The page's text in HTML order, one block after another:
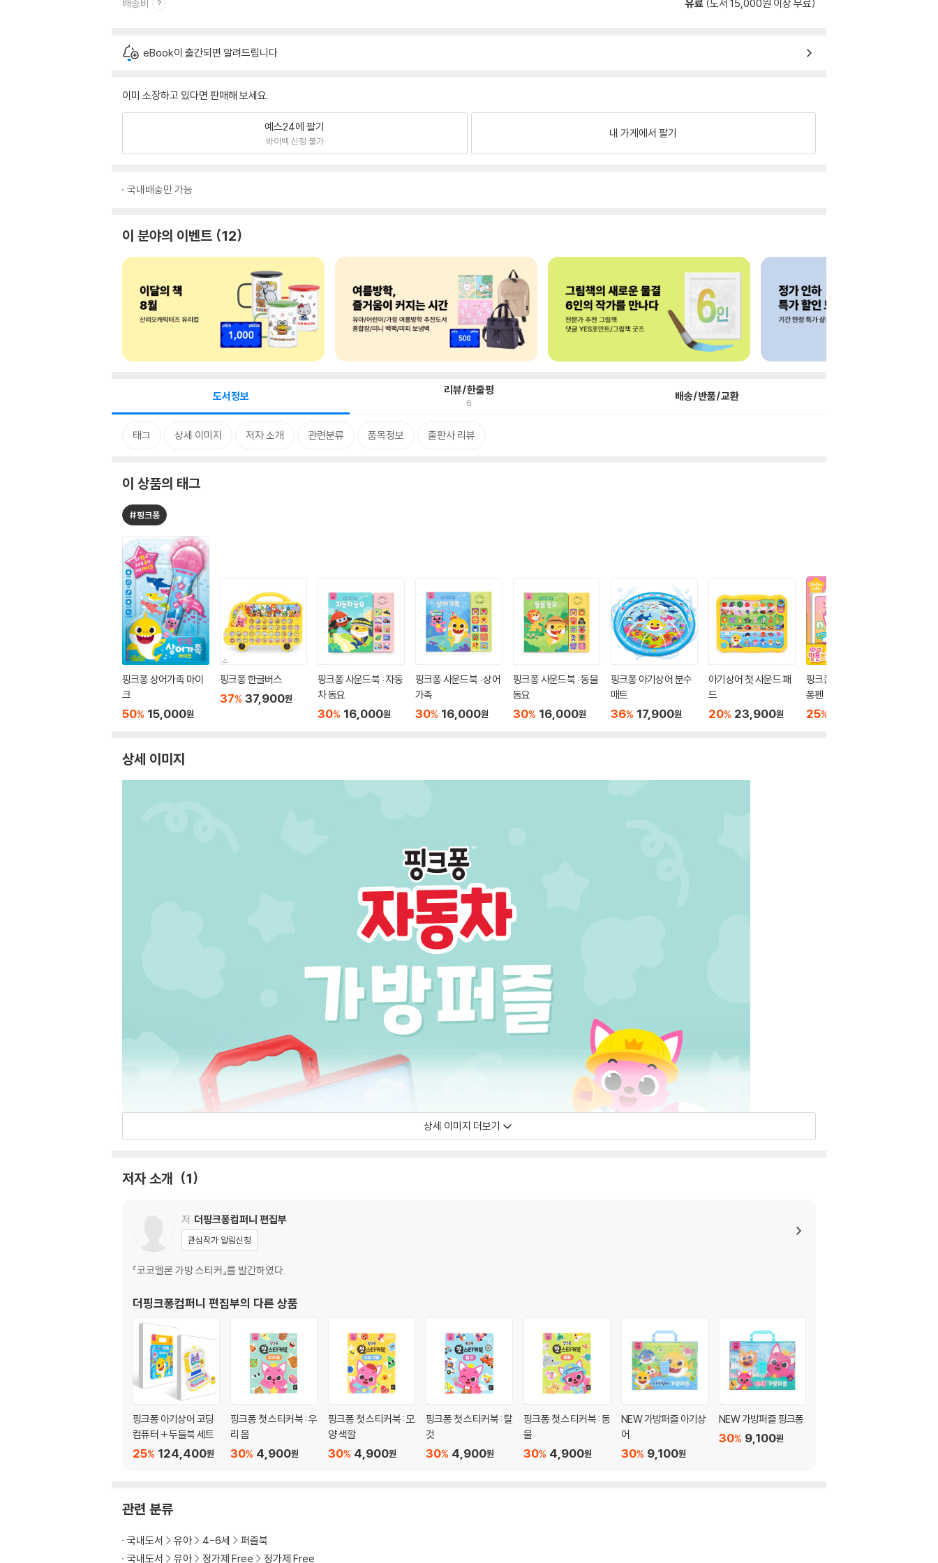
배송비 유료 (도서 15,000원 이상 무료)
eBook이 출간되면 알려드립니다.
이미 소장하고 있다면 판매해 보세요.
예스24에 팔기
바이백 신청 불가
내 가게에서 팔기
국내배송만 가능
이 분야의 이벤트 12
도서정보 리뷰/한줄평
6 배송/반품/교환
태그 상세 이미지 저자 소개 관련분류 품목정보 출판사 리뷰
이 상품의 태그
#핑크퐁
핑크퐁 상어가족 마이
크
50% 15,000원
핑크퐁 한글버스
37% 37,900원
핑크퐁 사운드북 : 자동
차 동요
30% 16,000원
핑크퐁 사운드북 : 상어
가족
30% 16,000원
핑크퐁 사운드북 : 동물
동요
30% 16,000원
핑크퐁 아기상어 분수
매트
36% 17,900원
아기상어 첫 사운드 패
드
20% 23,900원
핑크퐁 말문트기 핑크
퐁펜
25%
상세 이미지
상세 이미지 더보기
저자 소개 1
저 더핑크퐁컴퍼니 편집부
관심작가 알림신청
『코코멜론 가방 스티커』를 발간하였다.
더핑크퐁컴퍼니 편집부의 다른 상품
핑크퐁 아기상어 코딩
컴퓨터 + 두들북 세트
124,400원
25%
핑크퐁 첫 스티커북 : 우
리 몸
4,900원
30%
핑크퐁 첫 스티커북 : 모
양 색깔
4,900원
30%
핑크퐁 첫 스티커북 : 탈
것
4,900원
30%
핑크퐁 첫 스티커북 : 동
물
4,900원
30%
NEW 가방퍼즐 아기상
어
9,100원
30%
NEW 가방퍼즐 핑크퐁
9,100원
30%
관련 분류
국내도서 유아 4-6세
퍼즐북
국내도서
유아 정가제 Free 정가제 Free